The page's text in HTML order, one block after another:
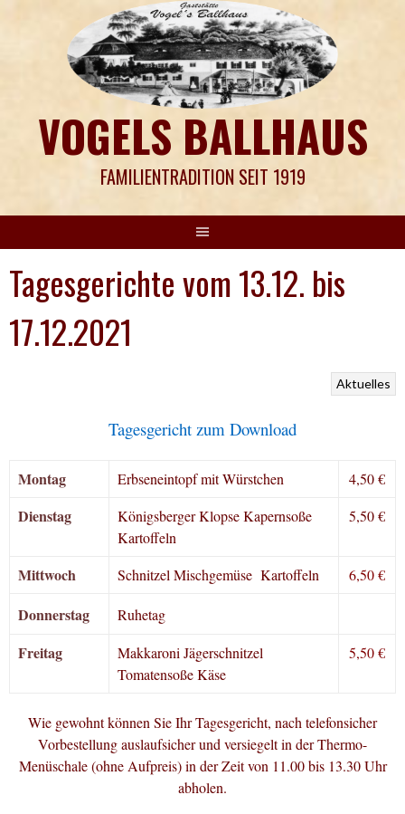
VOGELS BALLHAUS
FAMILIENTRADITION SEIT 1919
Tagesgerichte vom 13.12. bis
17.12.2021
Aktuelles
Tagesgericht zum Download
Montag Erbseneintopf mit Würstchen 4,50 €
Dienstag
Königsberger Klopse Kapernsoße
Kartoffeln
5,50 €
Mittwoch Schnitzel Mischgemüse Kartoffeln 6,50 €
Donnerstag Ruhetag
Freitag
Makkaroni Jägerschnitzel
Tomatensoße Käse
5,50 €
Wie gewohnt können Sie Ihr Tagesgericht, nach telefonsicher
Vorbestellung auslaufsicher und versiegelt in der Thermo-
Menüschale (ohne Aufpreis) in der Zeit von 11.00 bis 13.30 Uhr
abholen.